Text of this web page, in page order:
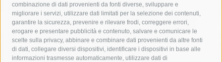
combinazione di dati provenienti da fonti diverse, sviluppare e
migliorare i servizi, utilizzare dati limitati per la selezione dei contenuti,
garantire la sicurezza, prevenire e rilevare frodi, correggere errori,
erogare e presentare pubblicità e contenuto, salvare e comunicare le
scelte sulla privacy, abbinare e combinare dati provenienti da altre fonti
di dati, collegare diversi dispositivi, identificare i dispositivi in base alle
informazioni trasmesse automaticamente, utilizzare dati di
costiera amalfitana
covid-19 eav
elezioni
fondazione sorrento
gori guardia costiera
incidente
lavori
lorenzo balducelli mare
massa lubrense
massimo coppola
Meta napoli
ordinanza